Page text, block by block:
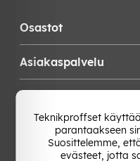
Osastot
Asiakaspalvelu
Vaihda Maa
Teknikproffset
parantaakseen
Suosittelemme,
evästeet, jotta